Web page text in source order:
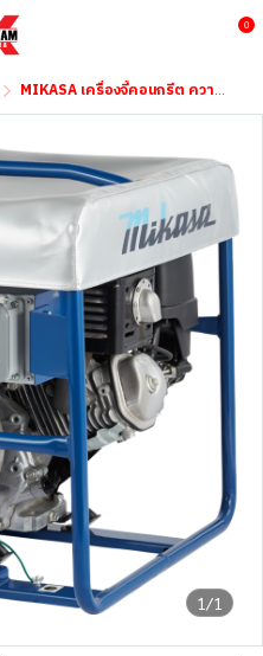
0
MIKASA เครื่องจี้คอนกรีต ความถี่สูง รุ่น FG-310H High Frequency Engine Generator with three outlets
1/1